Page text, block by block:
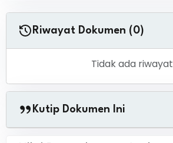
Riwayat Dokumen (0)
Tidak ada riwayat
Kutip Dokumen Ini